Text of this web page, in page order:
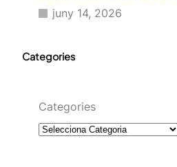
juny 14, 2026
Categories
Categories